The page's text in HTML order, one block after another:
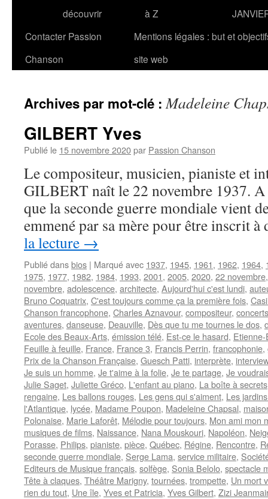
découvrir
à Z
Contacter Passion
Chanson
Mentions légales : but et
site web
Archives par mot-clé :Madeleine
GILBERT Yves
Publié le 15 novembre 2020par Passion Chanson
Le compositeur, musicien, pianiste et
GILBERT naît le 22 novembre 1937. A
que la seconde guerre mondiale vient
emmené par sa mère pour être inscrit
la lecture →
Publié dansbios | Marqué avec 1937, 1945, 1961, 1962, 1964,
1975, 1977, 1982, 1984, 1993, 2001, 2005, 2020, 22 novembre
novembre, adolescence, architecte, Aujourd'hui c'est lundi,
Bruno Coquatrix, C'est toujours comme ça la première fois,
Chanson francophone, Charles Aznavour, compositeur, concerts
aventures, danseuse, Deauville, Dès que tu me tournes le dos,
Ecole des Beaux-Arts, émission télé, Est-ce le hasard,
Feuille à feuille, France, France 3, Francis Perrin, francophonie,
Prix de la Chanson Française, Guesch Patti, interprète,
Je suis un homme, Je t'aime à la folie, Je te partage, Je
Julie Saget, Juliette Gréco, L'enfant au piano, La boîte à secrets
rengaine, Les ballons rouges, Les gens qui s'aiment, Les
l'Atlantique, lycée, Madame Poupon, Madeleine Chapsal,
Polonaise, Marie Laforêt, Mélodie pour toujours, Mon ami mon
musiques de films, Naissance, Nana Mouskouri, Napoléon,
Porasse, Philips, pianiste, pièce, Québec, Régine, Rencontre,
seconde guerre mondiale, Serge Lama, service militaire,
Editeurs de Musique français, solfège, Sonia Belolo, spectacle
Tête à claques, Théâtre Marigny, tournées, trompette, Un mort
rien du tout, Une île, Yves et Patricia, Yves Gilbert, Zizi